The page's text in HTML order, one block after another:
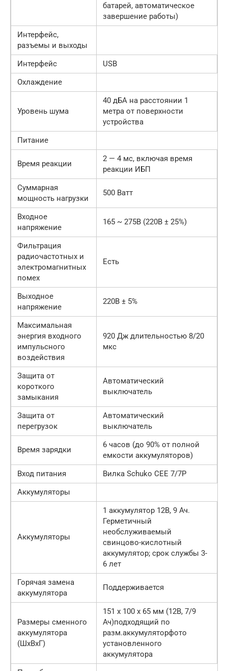
батарей, автоматическое
завершение работы)
Интерфейс,
разъемы и выходы
Интерфейс
USB
Охлаждение
Уровень шума
40 дБА на расстоянии 1
метра от поверхности
устройства
Питание
Время реакции
2 — 4 мс, включая время
реакции ИБП
Суммарная
мощность нагрузки
500 Ватт
Входное
напряжение
165 ~ 275В (220В ± 25%)
Фильтрация
радиочастотных и
электромагнитных
помех
Есть
Выходное
напряжение
220В ± 5%
Максимальная
энергия входного
импульсного
воздействия
920 Дж длительностью 8/20
мкс
Защита от
короткого
замыкания
Автоматический
выключатель
Защита от
перегрузок
Автоматический
выключатель
Время зарядки
6 часов (до 90% от полной
емкости аккумуляторов)
Вход питания
Вилка Schuko CEE 7/7P
Аккумуляторы
Аккумуляторы
1 аккумулятор 12В, 9 Ач.
Герметичный
необслуживаемый
свинцово-кислотный
аккумулятор; срок службы 3-
6 лет
Горячая замена
аккумулятора
Поддерживается
Размеры сменного
аккумулятора
(ШхВхГ)
151 х 100 х 65 мм (12В, 7/9
Ач)подходящий по
разм.аккумуляторфото
установленного
аккумулятора